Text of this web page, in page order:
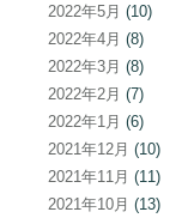
2022年5月 (10)
2022年4月 (8)
2022年3月 (8)
2022年2月 (7)
2022年1月 (6)
2021年12月 (10)
2021年11月 (11)
2021年10月 (13)